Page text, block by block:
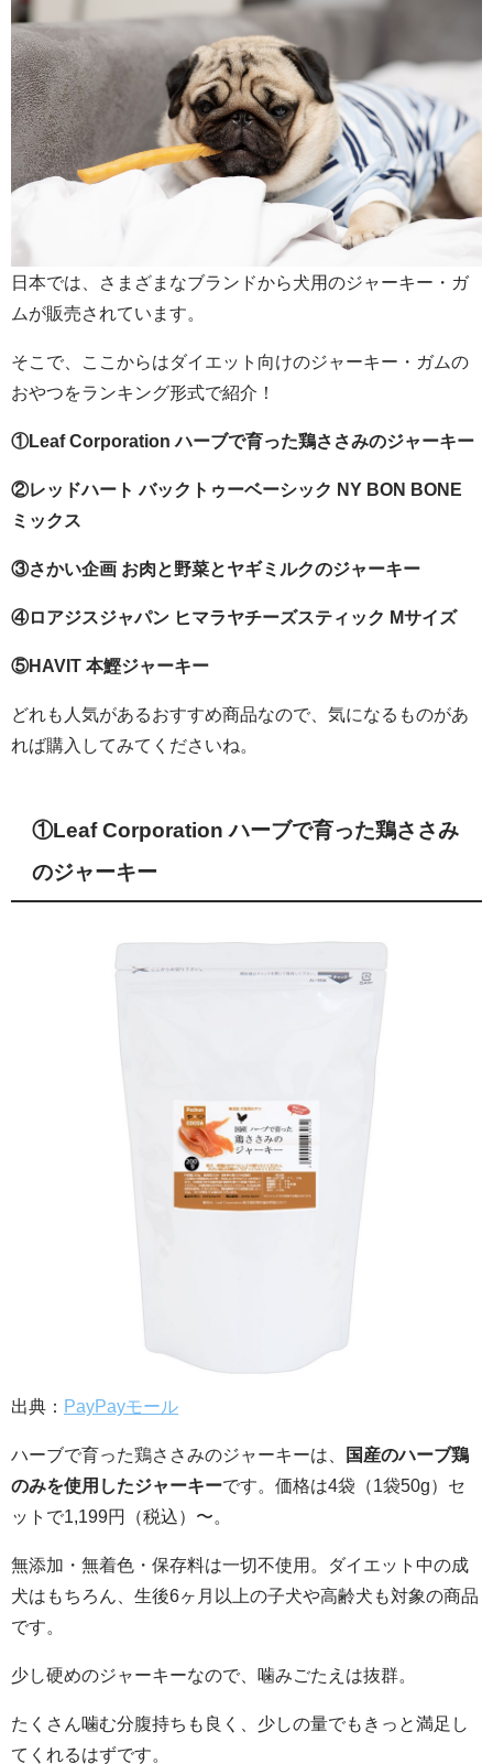
日本では、さまざまなブランドから犬用のジャーキー・ガ
ムが販売されています。
そこで、ここからはダイエット向けのジャーキー・ガムの
おやつをランキング形式で紹介！
①Leaf Corporation ハーブで育った鶏ささみのジャーキー
②レッドハート バックトゥーベーシック NY BON BONE
ミックス
③さかい企画 お肉と野菜とヤギミルクのジャーキー
④ロアジスジャパン ヒマラヤチーズスティック Mサイズ
⑤HAVIT 本鰹ジャーキー
どれも人気があるおすすめ商品なので、気になるものがあ
れば購入してみてくださいね。
①Leaf Corporation ハーブで育った鶏ささみ
のジャーキー
出典： PayPayモール
ハーブで育った鶏ささみのジャーキーは、
国産のハーブ鶏
のみを使用したジャーキーです。価格は4袋（1袋50g）セ
ットで1,199円（税込）〜。
無添加・無着色・保存料は一切不使用。ダイエット中の成
犬はもちろん、生後6ヶ月以上の子犬や高齢犬も対象の商品
です。
少し硬めのジャーキーなので、噛みごたえは抜群。
たくさん噛む分腹持ちも良く、少しの量でもきっと満足し
てくれるはずです。